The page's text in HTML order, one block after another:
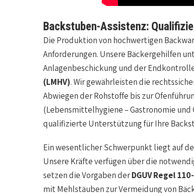
Backstuben-Assistenz:
Die Produktion von hochwertigen
Anforderungen. Unsere Bäckergehilfen
Anlagenbeschickung und der
(LMHV). Wir gewährleisten die
Abwiegen der Rohstoffe bis zur
(Lebensmittelhygiene – Gastronomie
qualifizierte Unterstützung für Ihre
Ein wesentlicher Schwerpunkt liegt auf
Unsere Kräfte verfügen über die
setzen die Vorgaben derDGUV Regel
mit Mehlstäuben zur Vermeidung von